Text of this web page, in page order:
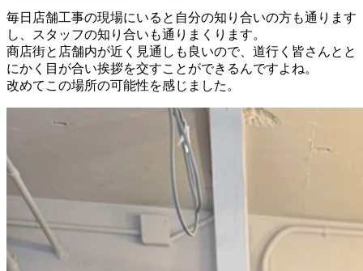
毎日店舗工事の現場にいると自分の知り合いの方も通ります
し、スタッフの知り合いも通りまくります。
商店街と店舗内が近く見通しも良いので、道行く皆さんとと
にかく目が合い挨拶を交すことができるんですよね。
改めてこの場所の可能性を感じました。